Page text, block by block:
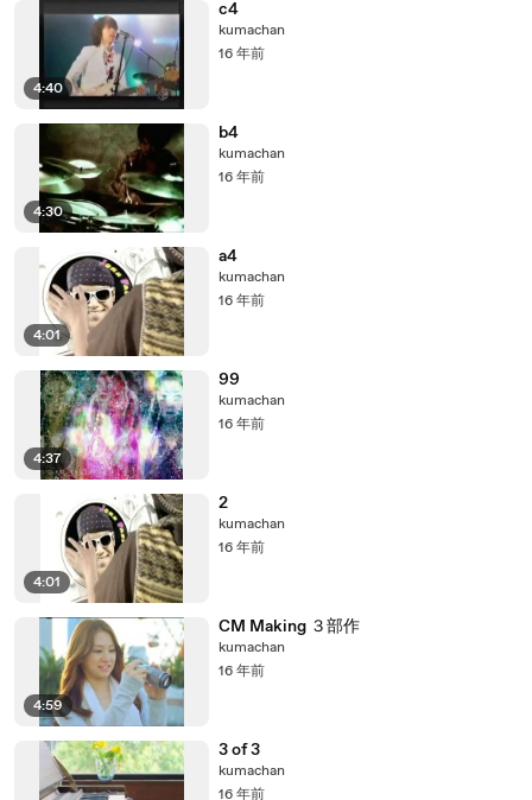
4:40
c4
kumachan
16 年前
4:30
b4
kumachan
16 年前
4:01
a4
kumachan
16 年前
4:37
99
kumachan
16 年前
4:01
2
kumachan
16 年前
4:59
CM Making ３部作
kumachan
16 年前
3 of 3
kumachan
16 年前